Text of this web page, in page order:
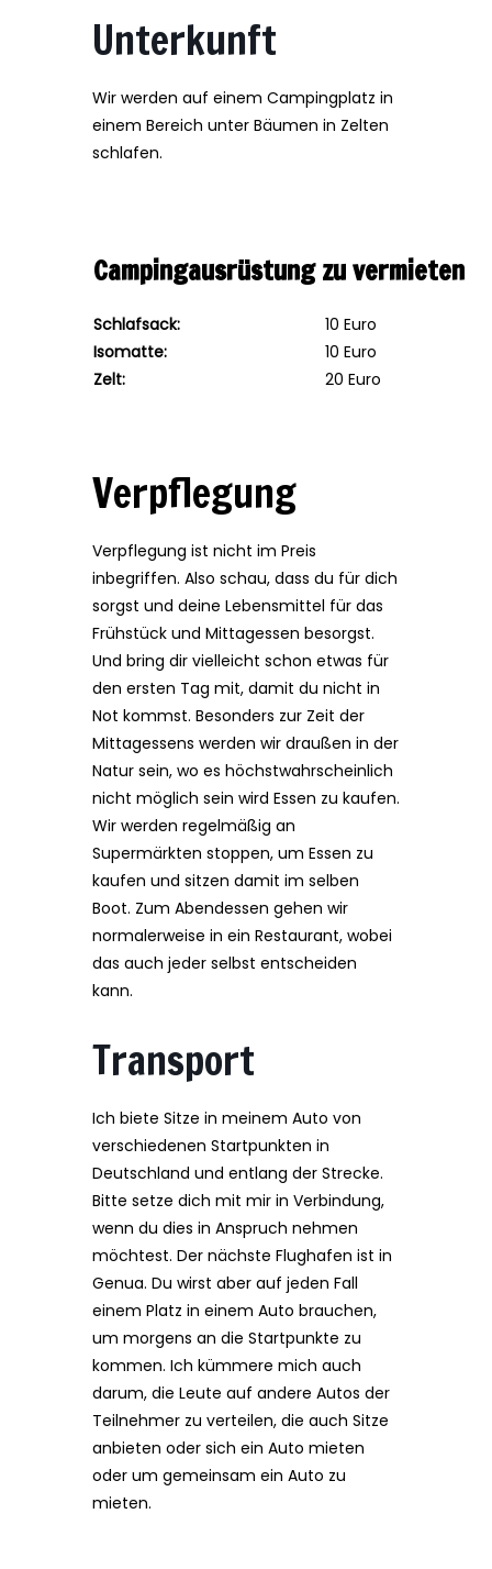
Unterkunft
Wir werden auf einem Campingplatz in
einem Bereich unter Bäumen in Zelten
schlafen.
Campingausrüstung zu vermieten
Schlafsack:
10 Euro
Isomatte:
10 Euro
Zelt:
20 Euro
Verpflegung
Verpflegung ist nicht im Preis
inbegriffen. Also schau, dass du für dich
sorgst und deine Lebensmittel für das
Frühstück und Mittagessen besorgst.
Und bring dir vielleicht schon etwas für
den ersten Tag mit, damit du nicht in
Not kommst. Besonders zur Zeit der
Mittagessens werden wir draußen in der
Natur sein, wo es höchstwahrscheinlich
nicht möglich sein wird Essen zu kaufen.
Wir werden regelmäßig an
Supermärkten stoppen, um Essen zu
kaufen und sitzen damit im selben
Boot. Zum Abendessen gehen wir
normalerweise in ein Restaurant, wobei
das auch jeder selbst entscheiden
kann.
Transport
Ich biete Sitze in meinem Auto von
verschiedenen Startpunkten in
Deutschland und entlang der Strecke.
Bitte setze dich mit mir in Verbindung,
wenn du dies in Anspruch nehmen
möchtest. Der nächste Flughafen ist in
Genua. Du wirst aber auf jeden Fall
einem Platz in einem Auto brauchen,
um morgens an die Startpunkte zu
kommen. Ich kümmere mich auch
darum, die Leute auf andere Autos der
Teilnehmer zu verteilen, die auch Sitze
anbieten oder sich ein Auto mieten
oder um gemeinsam ein Auto zu
mieten.